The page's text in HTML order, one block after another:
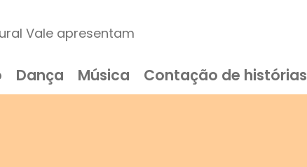
Vale apresentam
Dança Música Contação de histórias